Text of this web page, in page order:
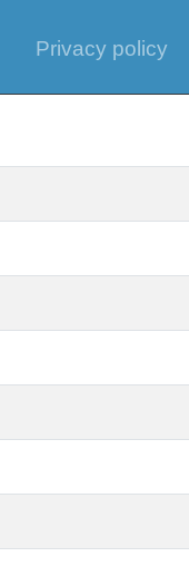
Privacy policy